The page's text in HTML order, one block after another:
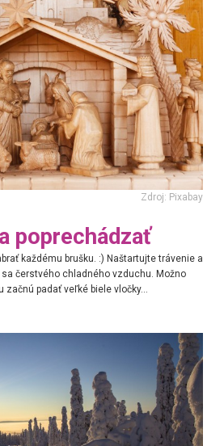
Zdroj: Pixabay
poprechádzať
každému brušku. :) Naštartujte trávenie a
čerstvého chladného vzduchu. Možno
začnú padať veľké biele vločky...